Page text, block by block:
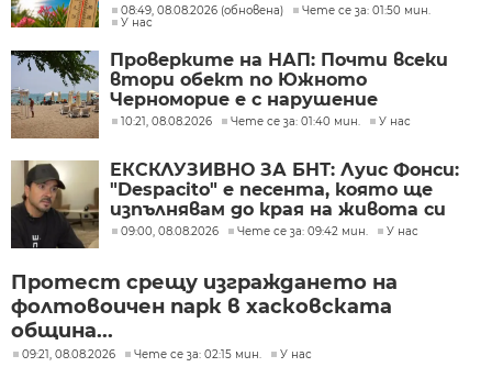
08:49, 08.08.2026 (обновена)
Чете се за: 01:50 мин.
У нас
Проверките на НАП: Почти всеки
втори обект по Южното
Черноморие е с нарушение
10:21, 08.08.2026 Чете се за: 01:40 мин. У нас
ЕКСКЛУЗИВНО ЗА БНТ: Луис Фонси:
"Despacito" е песента, която ще
изпълнявам до края на живота си
09:00, 08.08.2026 Чете се за: 09:42 мин. У нас
Протест срещу изграждането на
фолтовоичен парк в хасковската
община...
09:21, 08.08.2026 Чете се за: 02:15 мин. У нас